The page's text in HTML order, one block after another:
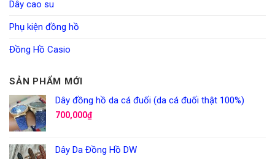
Dây cao su
Phụ kiện đồng hồ
Đồng Hồ Casio
SẢN PHẨM MỚI
Dây đồng hồ da cá đuối (da cá đuối thật 100%)
700,000₫
Dây Da Đồng Hồ DW